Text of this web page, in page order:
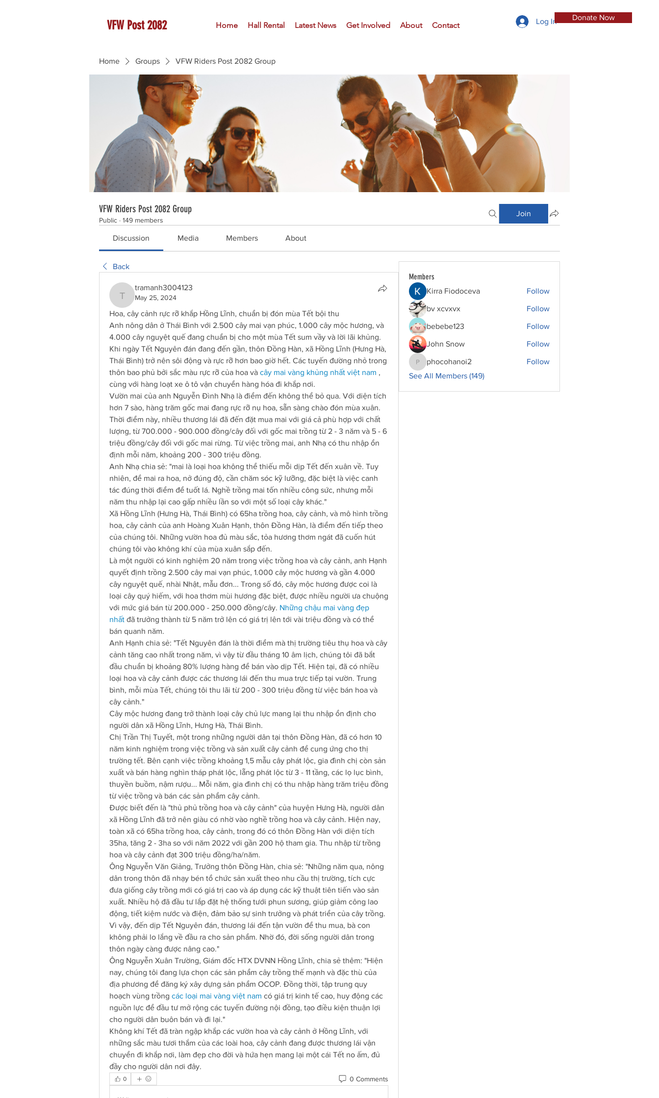
VFW Post 2082 Home Hall Rental Latest News Get Involved About Contact
Donate Now
Log In
Home Groups VFW Riders Post 2082 Group
VFW Riders Post 2082 Group
Public · 149 members
Join
Discussion Media Members About
Back
tramanh3004123
tramanh3004123
May 25, 2024
Hoa, cây cảnh rực rỡ khắp Hồng Lĩnh, chuẩn bị đón mùa Tết bội thu
Anh nông dân ở Thái Bình với 2.500 cây mai vạn phúc, 1.000 cây mộc hương, và
4.000 cây nguyệt quế đang chuẩn bị cho một mùa Tết sum vầy và lời lãi khủng.
Khi ngày Tết Nguyên đán đang đến gần, thôn Đồng Hàn, xã Hồng Lĩnh (Hưng Hà,
Thái Bình) trở nên sôi động và rực rỡ hơn bao giờ hết. Các tuyến đường nhỏ trong
thôn bao phủ bởi sắc màu rực rỡ của hoa và cây mai vàng khủng nhất việt nam ,
cùng với hàng loạt xe ô tô vận chuyển hàng hóa đi khắp nơi.
Vườn mai của anh Nguyễn Đình Nhạ là điểm đến không thể bỏ qua. Với diện tích
hơn 7 sào, hàng trăm gốc mai đang rực rỡ nụ hoa, sẵn sàng chào đón mùa xuân.
Thời điểm này, nhiều thương lái đã đến đặt mua mai với giá cả phù hợp với chất
lượng, từ 700.000 - 900.000 đồng/cây đối với gốc mai trồng từ 2 - 3 năm và 5 - 6
triệu đồng/cây đối với gốc mai rừng. Từ việc trồng mai, anh Nhạ có thu nhập ổn
định mỗi năm, khoảng 200 - 300 triệu đồng.
Anh Nhạ chia sẻ: "mai là loại hoa không thể thiếu mỗi dịp Tết đến xuân về. Tuy
nhiên, để mai ra hoa, nở đúng độ, cần chăm sóc kỹ lưỡng, đặc biệt là việc canh
tác đúng thời điểm để tuốt lá. Nghề trồng mai tốn nhiều công sức, nhưng mỗi
năm thu nhập lại cao gấp nhiều lần so với một số loại cây khác."
Xã Hồng Lĩnh (Hưng Hà, Thái Bình) có 65ha trồng hoa, cây cảnh, và mô hình trồng
hoa, cây cảnh của anh Hoàng Xuân Hạnh, thôn Đồng Hàn, là điểm đến tiếp theo
của chúng tôi. Những vườn hoa đủ màu sắc, tỏa hương thơm ngát đã cuốn hút
chúng tôi vào không khí của mùa xuân sắp đến.
Là một người có kinh nghiệm 20 năm trong việc trồng hoa và cây cảnh, anh Hạnh
quyết định trồng 2.500 cây mai vạn phúc, 1.000 cây mộc hương và gần 4.000
cây nguyệt quế, nhài Nhật, mẫu đơn... Trong số đó, cây mộc hương được coi là
loại cây quý hiếm, với hoa thơm mùi hương đặc biệt, được nhiều người ưa chuộng
với mức giá bán từ 200.000 - 250.000 đồng/cây. Những chậu mai vàng đẹp
nhất đã trưởng thành từ 5 năm trở lên có giá trị lên tới vài triệu đồng và có thể
bán quanh năm.
Anh Hạnh chia sẻ: "Tết Nguyên đán là thời điểm mà thị trường tiêu thụ hoa và cây
cảnh tăng cao nhất trong năm, vì vậy từ đầu tháng 10 âm lịch, chúng tôi đã bắt
đầu chuẩn bị khoảng 80% lượng hàng để bán vào dịp Tết. Hiện tại, đã có nhiều
loại hoa và cây cảnh được các thương lái đến thu mua trực tiếp tại vườn. Trung
bình, mỗi mùa Tết, chúng tôi thu lãi từ 200 - 300 triệu đồng từ việc bán hoa và
cây cảnh."
Cây mộc hương đang trở thành loại cây chủ lực mang lại thu nhập ổn định cho
người dân xã Hồng Lĩnh, Hưng Hà, Thái Bình.
Chị Trần Thị Tuyết, một trong những người dân tại thôn Đồng Hàn, đã có hơn 10
năm kinh nghiệm trong việc trồng và sản xuất cây cảnh để cung ứng cho thị
trường tết. Bên cạnh việc trồng khoảng 1,5 mẫu cây phát lộc, gia đình chị còn sản
xuất và bán hàng nghìn tháp phát lộc, lẵng phát lộc từ 3 - 11 tầng, các lọ lục bình,
thuyền buồm, nậm rượu... Mỗi năm, gia đình chị có thu nhập hàng trăm triệu đồng
từ việc trồng và bán các sản phẩm cây cảnh.
Được biết đến là "thủ phủ trồng hoa và cây cảnh" của huyện Hưng Hà, người dân
xã Hồng Lĩnh đã trở nên giàu có nhờ vào nghề trồng hoa và cây cảnh. Hiện nay,
toàn xã có 65ha trồng hoa, cây cảnh, trong đó có thôn Đồng Hàn với diện tích
35ha, tăng 2 - 3ha so với năm 2022 với gần 200 hộ tham gia. Thu nhập từ trồng
hoa và cây cảnh đạt 300 triệu đồng/ha/năm.
Ông Nguyễn Văn Giảng, Trưởng thôn Đồng Hàn, chia sẻ: "Những năm qua, nông
dân trong thôn đã nhạy bén tổ chức sản xuất theo nhu cầu thị trường, tích cực
đưa giống cây trồng mới có giá trị cao và áp dụng các kỹ thuật tiên tiến vào sản
xuất. Nhiều hộ đã đầu tư lắp đặt hệ thống tưới phun sương, giúp giảm công lao
động, tiết kiệm nước và điện, đảm bảo sự sinh trưởng và phát triển của cây trồng.
Vì vậy, đến dịp Tết Nguyên đán, thương lái đến tận vườn để thu mua, bà con
không phải lo lắng về đầu ra cho sản phẩm. Nhờ đó, đời sống người dân trong
thôn ngày càng được nâng cao."
Ông Nguyễn Xuân Trường, Giám đốc HTX DVNN Hồng Lĩnh, chia sẻ thêm: "Hiện
nay, chúng tôi đang lựa chọn các sản phẩm cây trồng thế mạnh và đặc thù của
địa phương để đăng ký xây dựng sản phẩm OCOP. Đồng thời, tập trung quy
hoạch vùng trồng các loại mai vàng việt nam có giá trị kinh tế cao, huy động các
nguồn lực để đầu tư mở rộng các tuyến đường nội đồng, tạo điều kiện thuận lợi
cho người dân buôn bán và đi lại."
Không khí Tết đã tràn ngập khắp các vườn hoa và cây cảnh ở Hồng Lĩnh, với
những sắc màu tươi thắm của các loài hoa, cây cảnh đang được thương lái vận
chuyển đi khắp nơi, làm đẹp cho đời và hứa hẹn mang lại một cái Tết no ấm, đủ
đầy cho người dân nơi đây.
0 0 Comments
Members
Kirra Fiodoceva Follow
bv xcvxvx Follow
bebebe123 Follow
John Snow Follow
phocohanoi2
phocohanoi2
Follow
See All Members (149)